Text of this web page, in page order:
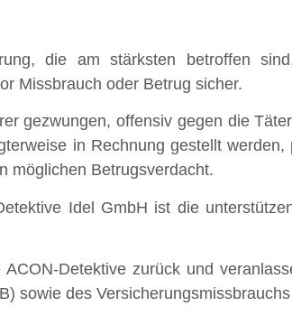
die am stärksten betroffen
Missbrauch oder Betrug sicher.
gezwungen, offensiv gegen die
in Rechnung gestellt
möglichen Betrugsverdacht.
Idel GmbH ist die
Detektive zurück und
sowie des